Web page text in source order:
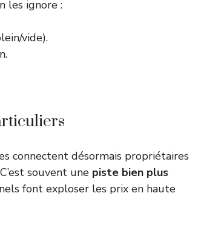
les ignore :
vide).
connectent désormais propriétaires
souvent une piste bien plus
font exploser les prix en haute